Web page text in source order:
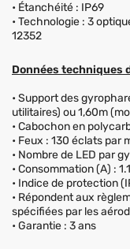
• Étanchéité : IP69
• Technologie : 3
12352
Données techniques
• Support des
utilitaires) ou 1,60m
• Cabochon en
• Feux : 130 éclats par
• Nombre de LED par
• Consommation (A) :
• Indice de protection
• Répondent aux
spécifiées par les
• Garantie : 3 ans